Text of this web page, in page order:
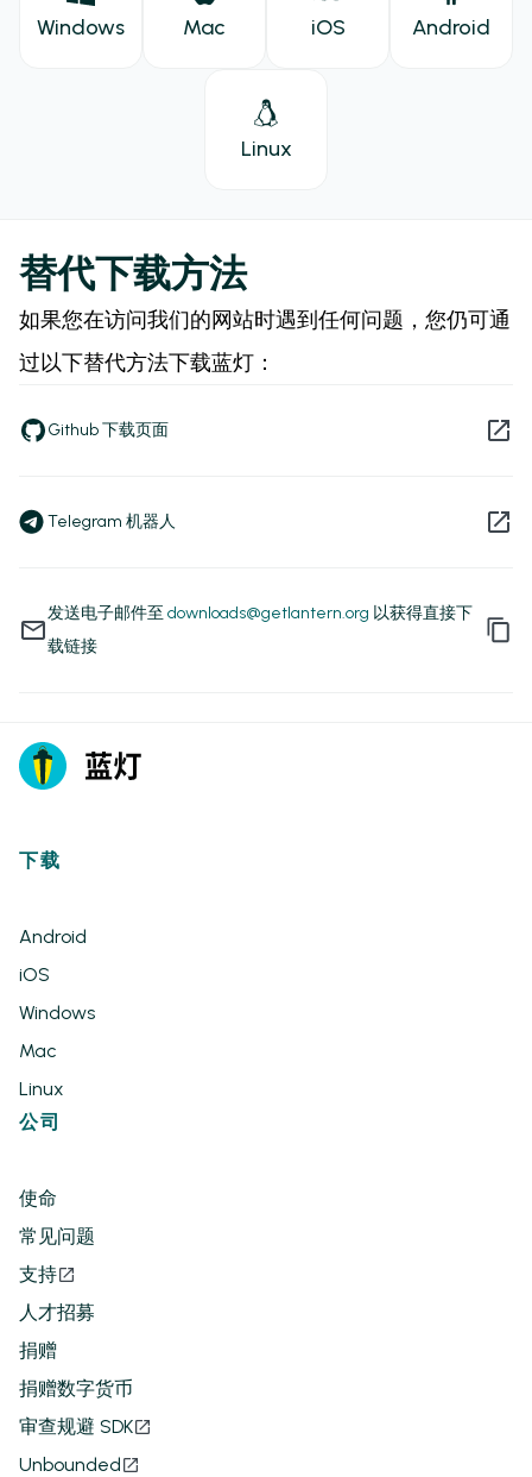
Windows Mac iOS Android
Linux
替代下载方法
如果您在访问我们的网站时遇到任何问题，您仍可通
过以下替代方法下载蓝灯：
Github 下载页面
Telegram 机器人
发送电子邮件至downloads@getlantern.org 以获得直接下
载链接
下载
Android
iOS
Windows
Mac
Linux
公司
使命
常见问题
支持
人才招募
捐赠
捐赠数字货币
审查规避 SDK
Unbounded